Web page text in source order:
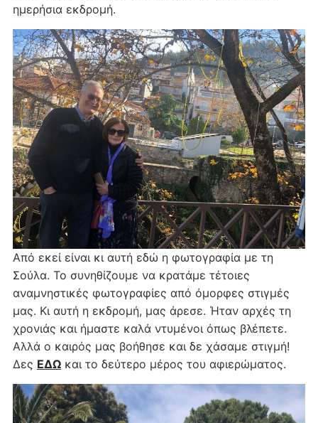
ημερήσια εκδρομή.
Από εκεί είναι κι αυτή εδώ η φωτογραφία με τη
Σούλα. Το συνηθίζουμε να κρατάμε τέτοιες
αναμνηστικές φωτογραφίες από όμορφες στιγμές
μας. Κι αυτή η εκδρομή, μας άρεσε. Ήταν αρχές τη
χρονιάς και ήμαστε καλά ντυμένοι όπως βλέπετε.
Αλλά ο καιρός μας βοήθησε και δε χάσαμε στιγμή!
Δες ΕΔΩκαι το δεύτερο μέρος του αφιερώματος.